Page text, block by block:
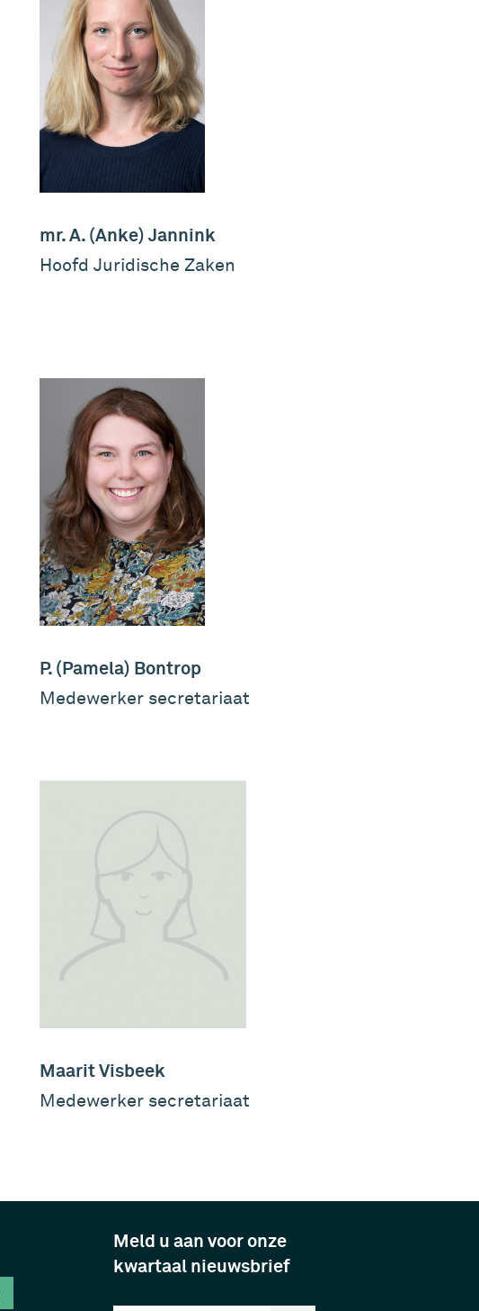
mr. A. (Anke) Jannink
Hoofd Juridische Zaken
P. (Pamela) Bontrop
Medewerker secretariaat
Maarit Visbeek
Medewerker secretariaat
Meld u aan voor onze
kwartaal nieuwsbrief